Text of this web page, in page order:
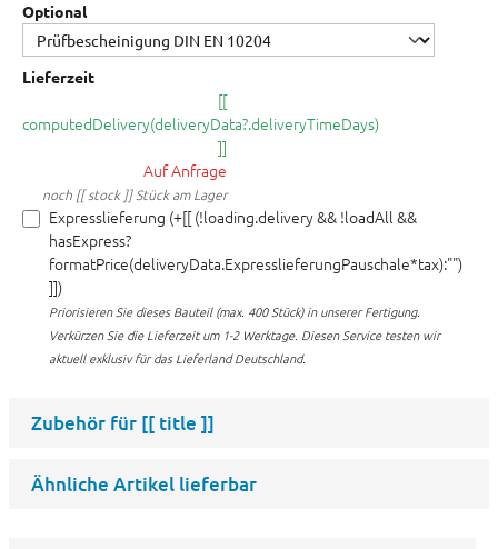
Optional
Lieferzeit
[[
computedDelivery(deliveryData?.deliveryTimeDays)
]]
Auf Anfrage
noch [[ stock ]] Stück am Lager
Expresslieferung (+[[ (!loading.delivery && !loadAll &&
hasExpress?
formatPrice(deliveryData.ExpresslieferungPauschale*tax):"")
]])
Priorisieren Sie dieses Bauteil (max. 400 Stück) in unserer Fertigung.
Verkürzen Sie die Lieferzeit um 1-2 Werktage. Diesen Service testen wir
aktuell exklusiv für das Lieferland Deutschland.
Zubehör für [[ title ]]
Ähnliche Artikel lieferbar